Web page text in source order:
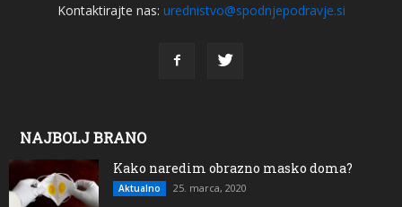
Kontaktirajte nas: urednistvo@spodnjepodravje.si
NAJBOLJ BRANO
Kako naredim obrazno masko doma?
Aktualno 25. marca, 2020